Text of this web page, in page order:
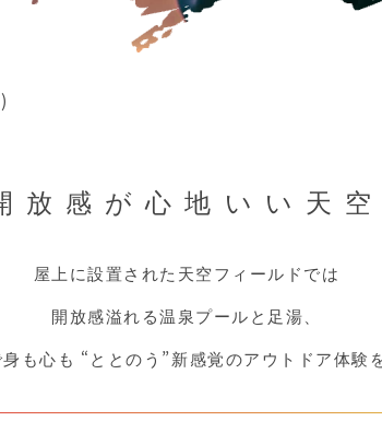
放感が心地いい天
屋上に設置された天空フィールドでは
開放感溢れる温泉プールと足湯、
も心も “ととのう”新感覚のアウトドア体験